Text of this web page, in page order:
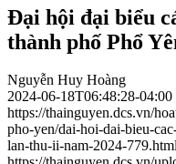
Đại hội đại biểu
thành phố Phổ
Nguyễn Huy Hoàng
2024-06-18T06:48:28-04:00
https://thainguyen.dcs.vn/
pho-yen/dai-hoi-dai-bieu-
lan-thu-ii-nam-2024-